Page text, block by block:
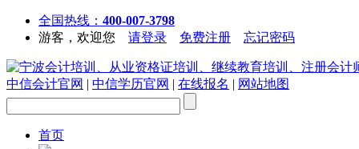
全国热线： 400-007-3798
游客，欢迎您 请登录 免费注册 忘记密码
中信会计官网 | 中信学历官网 | 在线报名 | 网站地图
首页